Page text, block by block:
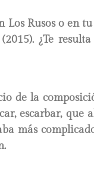
Rusos o en
¿Te
de la
escarbar, que
más